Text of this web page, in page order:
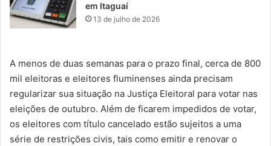
em Itaguaí
13 de julho de 2026
A menos de duas semanas para o prazo final, cerca de 800
mil eleitoras e eleitores fluminenses ainda precisam
regularizar sua situação na Justiça Eleitoral para votar nas
eleições de outubro. Além de ficarem impedidos de votar,
os eleitores com título cancelado estão sujeitos a uma
série de restrições civis, tais como emitir e renovar o